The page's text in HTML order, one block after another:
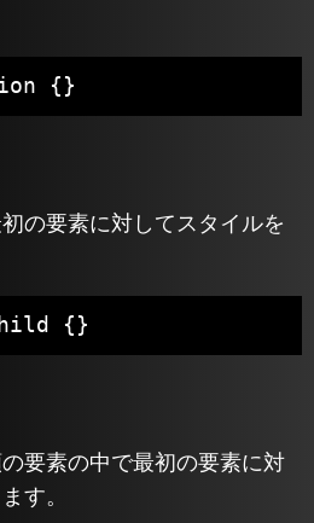
{}
の要素に対してスタイルを
{}
要素の中で最初の要素に対
す。